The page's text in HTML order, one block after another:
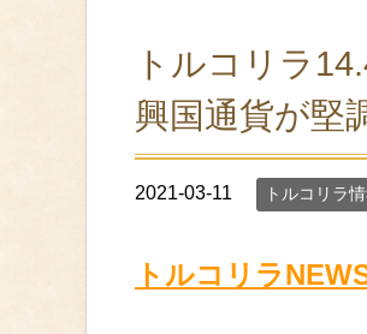
トルコリラ
興国通貨が堅
2021-03-11 トルコリラ
トルコリラ